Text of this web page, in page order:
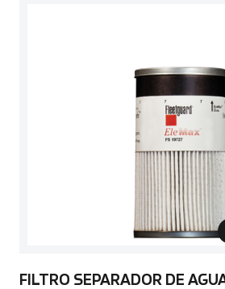
FILTRO SEPARADOR DE